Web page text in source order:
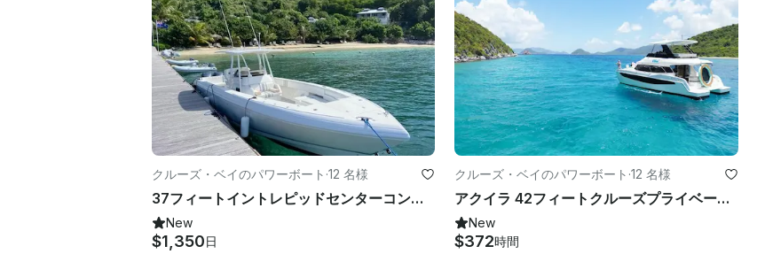
クルーズ・ベイのパワーボート ·12 名様
37フィートイントレピッドセンターコンソールボート 12人用 St John
New
$1,350日
クルーズ・ベイのパワーボート ·12 名様
アクイラ 42フィートクルーズプライベート全日ツアー-USVI
New
$372時間